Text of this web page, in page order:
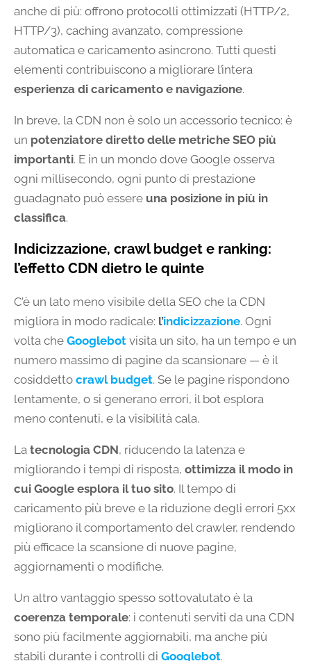
anche di più: offrono protocolli ottimizzati (HTTP/2,
HTTP/3), caching avanzato, compressione
automatica e caricamento asincrono. Tutti questi
elementi contribuiscono a migliorare l’intera
esperienza di caricamento e navigazione.
In breve, la CDN non è solo un accessorio tecnico: è
un potenziatore diretto delle metriche SEO più
importanti. E in un mondo dove Google osserva
ogni millisecondo, ogni punto di prestazione
guadagnato può essere una posizione in più in
classifica.
Indicizzazione, crawl budget e ranking:
l’effetto CDN dietro le quinte
C’è un lato meno visibile della SEO che la CDN
migliora in modo radicale: l’indicizzazione. Ogni
volta che Googlebot visita un sito, ha un tempo e un
numero massimo di pagine da scansionare — è il
cosiddetto crawl budget. Se le pagine rispondono
lentamente, o si generano errori, il bot esplora
meno contenuti, e la visibilità cala.
La tecnologia CDN, riducendo la latenza e
migliorando i tempi di risposta, ottimizza il modo in
cui Google esplora il tuo sito. Il tempo di
caricamento più breve e la riduzione degli errori 5xx
migliorano il comportamento del crawler, rendendo
più efficace la scansione di nuove pagine,
aggiornamenti o modifiche.
Un altro vantaggio spesso sottovalutato è la
coerenza temporale: i contenuti serviti da una CDN
sono più facilmente aggiornabili, ma anche più
stabili durante i controlli di Googlebot.